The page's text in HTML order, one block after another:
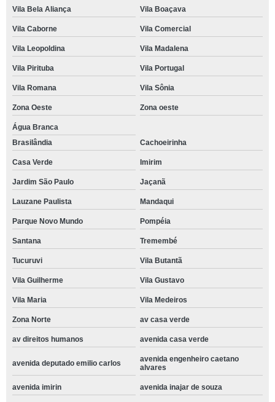
Vila Bela Aliança Vila Boaçava
Vila Caborne Vila Comercial
Vila Leopoldina Vila Madalena
Vila Pirituba Vila Portugal
Vila Romana Vila Sônia
Zona Oeste Zona oeste
Água Branca
Brasilândia
Cachoeirinha
Casa Verde Imirim
Jardim São Paulo Jaçanã
Lauzane Paulista Mandaqui
Parque Novo Mundo Pompéia
Santana Tremembé
Tucuruvi Vila Butantã
Vila Guilherme Vila Gustavo
Vila Maria Vila Medeiros
Zona Norte av casa verde
av direitos humanos avenida casa verde
avenida deputado emilio carlos
avenida engenheiro caetano
alvares
avenida imirin avenida inajar de souza